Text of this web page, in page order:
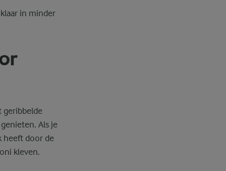
in minder
geribbelde
Als je
heeft door de
kleven.